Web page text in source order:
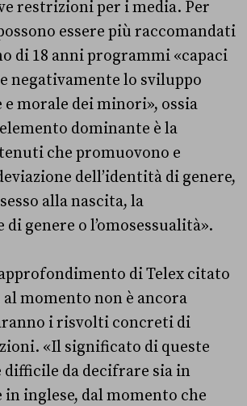
restrizioni per i media. Per
essere più raccomandati
di 18 anni programmi «capaci
negativamente lo sviluppo
morale dei minori», ossia
dominante è la
che promuovono e
dell’identità di genere,
alla nascita, la
genere o l’omosessualità».
di Telex citato
al momento non è ancora
i risvolti concreti di
«Il significato di queste
difficile da decifrare sia in
in inglese, dal momento che